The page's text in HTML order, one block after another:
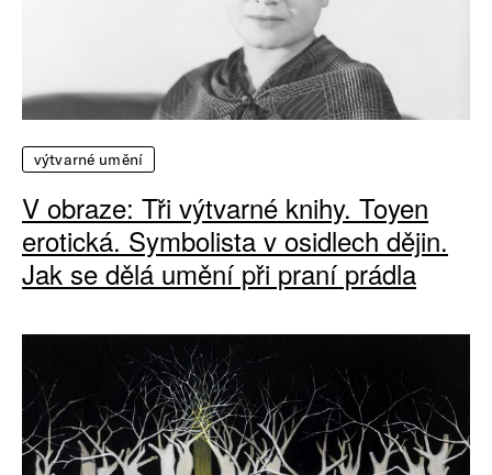
výtvarné umění
V obraze: Tři výtvarné knihy. Toyen
erotická. Symbolista v osidlech dějin.
Jak se dělá umění při praní prádla